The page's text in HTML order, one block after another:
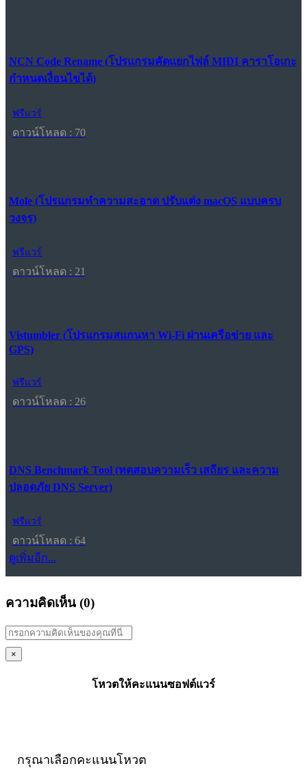
NCN Code Rename (โปรแกรมคัดแยกไฟล์ MIDI คาราโอเกะ
กำหนดเงื่อนไขได้)
ฟรีแวร์
ดาวน์โหลด : 70
Mole (โปรแกรมทำความสะอาด ปรับแต่ง macOS แบบครบ
วงจร)
ฟรีแวร์
ดาวน์โหลด : 21
Vistumbler (โปรแกรมสแกนหา Wi-Fi ผ่านเครือข่าย และ
GPS)
ฟรีแวร์
ดาวน์โหลด : 26
DNS Benchmark Tool (ทดสอบความเร็ว เสถียร และความ
ปลอดภัย DNS Server)
ฟรีแวร์
ดาวน์โหลด : 64
ดูเพิ่มอีก...
ความคิดเห็น (0)
×
โหวตให้คะแนนซอฟต์แวร์
กรุณาเลือกคะแนนโหวต